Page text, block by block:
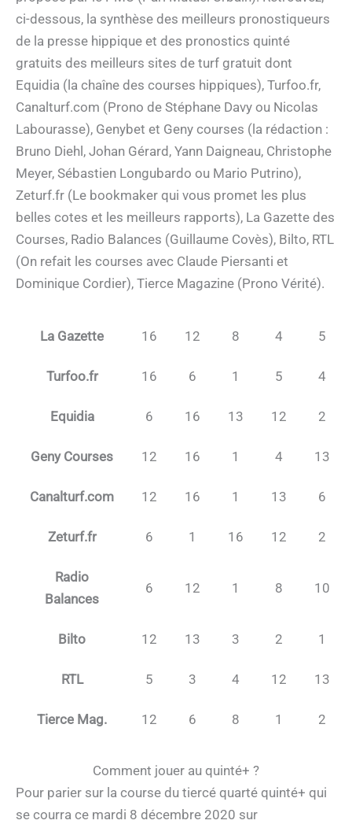
ci-dessous, la synthèse des meilleurs pronostiqueurs
de la presse hippique et des pronostics quinté
gratuits des meilleurs sites de turf gratuit dont
Equidia (la chaîne des courses hippiques), Turfoo.fr,
Canalturf.com (Prono de Stéphane Davy ou Nicolas
Labourasse), Genybet et Geny courses (la rédaction :
Bruno Diehl, Johan Gérard, Yann Daigneau, Christophe
Meyer, Sébastien Longubardo ou Mario Putrino),
Zeturf.fr (Le bookmaker qui vous promet les plus
belles cotes et les meilleurs rapports), La Gazette des
Courses, Radio Balances (Guillaume Covès), Bilto, RTL
(On refait les courses avec Claude Piersanti et
Dominique Cordier), Tierce Magazine (Prono Vérité).
La Gazette 16 12 8 4 5
Turfoo.fr 16 6 1 5 4
Equidia 6 16 13 12 2
Geny Courses 12 16 1 4 13
Canalturf.com 12 16 1 13 6
Zeturf.fr 6 1 16 12 2
Radio
Balances
6 12 1 8 10
Bilto 12 13 3 2 1
RTL 5 3 4 12 13
Tierce Mag. 12 6 8 1 2
Comment jouer au quinté+ ?
Pour parier sur la course du tiercé quarté quinté+ qui
se courra ce mardi 8 décembre 2020 sur